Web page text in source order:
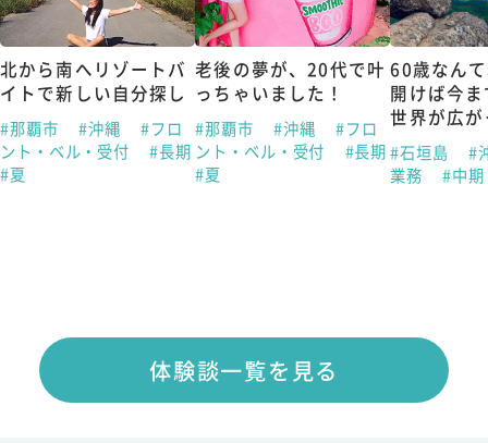
北から南へリゾートバ
イトで新しい自分探し
#那覇市 #沖縄
#フロ
ント・ベル・受付
#長期
#夏
老後の夢が、20代で叶
っちゃいました！
#那覇市 #沖縄
#フロ
ント・ベル・受付
#長期
#夏
60歳なん
開けば今
世界が広
#石垣島
#
業務
#中期
体験談一覧を見る